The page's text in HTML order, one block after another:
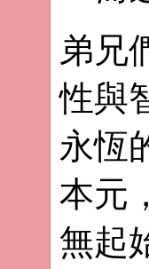
弟兄
性與
永恆
本元
無起